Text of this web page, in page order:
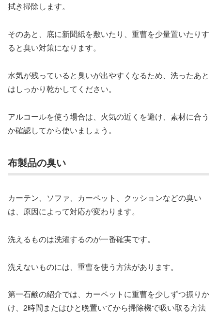
拭き掃除します。
そのあと、底に新聞紙を敷いたり、重曹を少量置いたりす
ると臭い対策になります。
水気が残っていると臭いが出やすくなるため、洗ったあと
はしっかり乾かしてください。
アルコールを使う場合は、火気の近くを避け、素材に合う
か確認してから使いましょう。
布製品の臭い
カーテン、ソファ、カーペット、クッションなどの臭い
は、原因によって対応が変わります。
洗えるものは洗濯するのが一番確実です。
洗えないものには、重曹を使う方法があります。
第一石鹸の紹介では、カーペットに重曹を少しずつ振りか
け、2時間またはひと晩置いてから掃除機で吸い取る方法